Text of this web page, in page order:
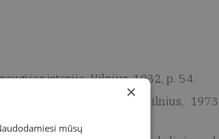
istorija. Vilnius, 1932, p. 54.
muziejaus direktoriui. Vilnius,
5, b. 20, s. v. 6.
×
mūsų